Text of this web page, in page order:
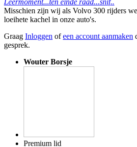
Leermoment...ten einde raad...snif..
Misschien zijn wij als Volvo 300 rijders
loeihete kachel in onze auto's.
Graag Inloggen ofeen account aanmaken
gesprek.
Wouter Borsje
Premium lid